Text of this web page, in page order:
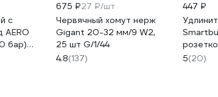
с
AERO
бар)
675 ₽27 ₽/шт
Червячный хомут нерж
Gigant 20-32 мм/9 W2,
25 шт G/1/44
4.8(137)
447 ₽
5(20)